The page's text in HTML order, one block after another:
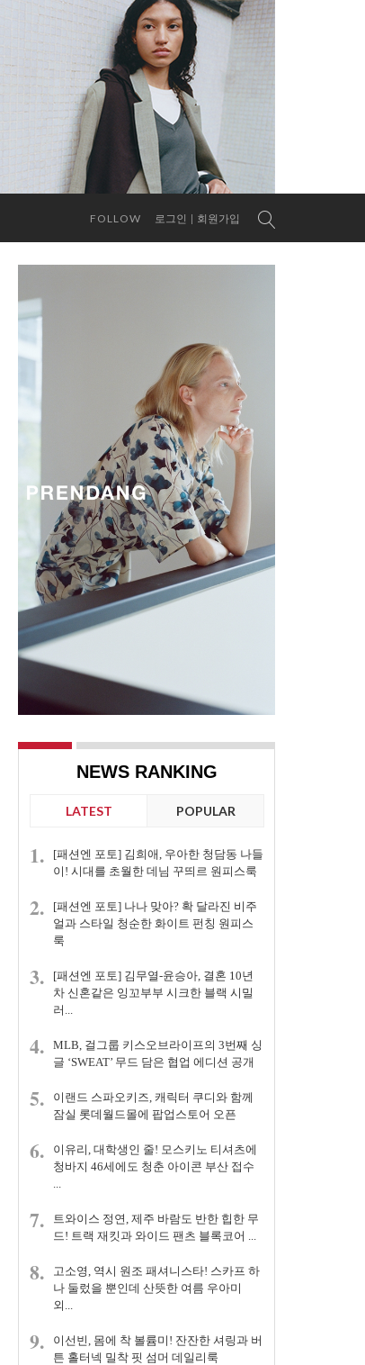
FOLLOW 로그인 회원가입
NEWS RANKING
LATEST POPULAR
1.
[패션엔 포토] 김희애, 우아한 청담동 나들
이! 시대를 초월한 데님 꾸띄르 원피스룩
2.
[패션엔 포토] 나나 맞아? 확 달라진 비주
얼과 스타일 청순한 화이트 펀칭 원피스
룩
3.
[패션엔 포토] 김무열-윤승아, 결혼 10년
차 신혼같은 잉꼬부부 시크한 블랙 시밀
러...
4.
MLB, 걸그룹 키스오브라이프의 3번째 싱
글 ‘SWEAT’ 무드 담은 협업 에디션 공개
5.
이랜드 스파오키즈, 캐릭터 쿠디와 함께
잠실 롯데월드몰에 팝업스토어 오픈
6.
이유리, 대학생인 줄! 모스키노 티셔츠에
청바지 46세에도 청춘 아이콘 부산 접수
...
7.
트와이스 정연, 제주 바람도 반한 힙한 무
드! 트랙 재킷과 와이드 팬츠 블록코어 ...
8.
고소영, 역시 원조 패셔니스타! 스카프 하
나 둘렀을 뿐인데 산뜻한 여름 우아미
외...
9.
이선빈, 몸에 착 볼륨미! 잔잔한 셔링과 버
튼 홀터넥 밀착 핏 섬머 데일리룩